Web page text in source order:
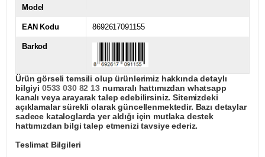
Model
EAN Kodu 8692617091155
Barkod
Ürün görseli temsili olup ürünlerimiz hakkında detaylı
bilgiyi 0533 030 82 13numaralı hattımızdan whatsapp
kanalı veya arayarak talep edebilirsiniz. Sitemizdeki
açıklamalar sürekli olarak güncellenmektedir. Bazı detaylar
sadece kataloglarda yer aldığı için mutlaka destek
hattımızdan bilgi talep etmenizi tavsiye ederiz.
Teslimat Bilgileri